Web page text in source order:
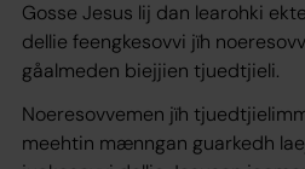
Gosse Jesus lij dan learohki
dellie feengkesovvi jïh
gåalmeden biejjien tjuedtjieli.
Noeresovvemen jïh
meehtin mænngan guarkedh